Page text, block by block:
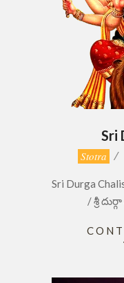
Sri
2022-
13
Stotra
Sri Durga
/ శ్రీ